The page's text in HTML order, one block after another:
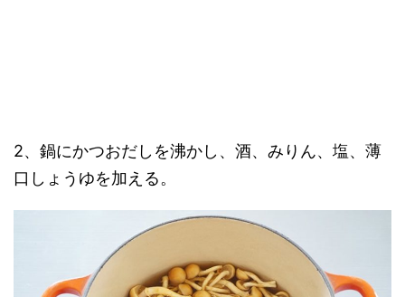
2、鍋にかつおだしを沸かし、酒、みりん、塩、薄
口しょうゆを加える。